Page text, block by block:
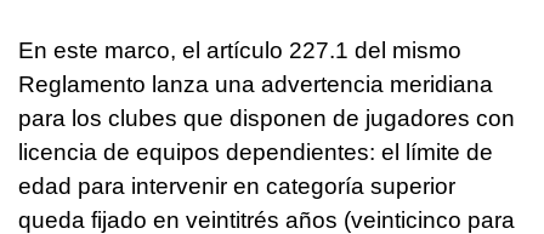
En este marco, el artículo 227.1 del mismo
Reglamento lanza una advertencia meridiana
para los clubes que disponen de jugadores con
licencia de equipos dependientes: el límite de
edad para intervenir en categoría superior
queda fijado en veintitrés años (veinticinco para